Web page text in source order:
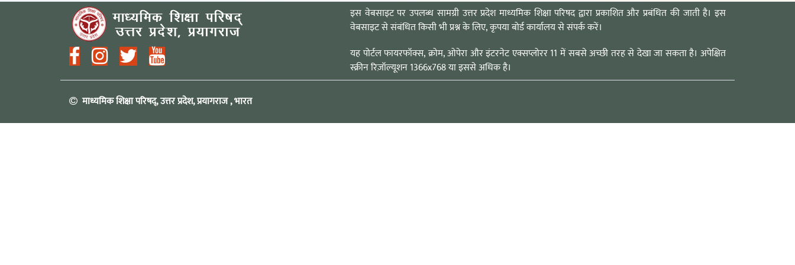
इस वेबसाइट पर उपलब्ध सामग्री उत्तर प्रदेश माध्यमिक शिक्षा परिषद द्वारा प्रकाशित और प्रबंधित की जाती है। इस
वेबसाइट से संबंधित किसी भी प्रश्न के लिए, कृपया बोर्ड कार्यालय से संपर्क करें।
यह पोर्टल फायरफॉक्स, क्रोम, ओपेरा और इंटरनेट एक्सप्लोरर 11 में सबसे अच्छी तरह से देखा जा सकता है। अपेक्षित
स्क्रीन रिज़ॉल्यूशन 1366x768 या इससे अधिक है।
माध्यमिक शिक्षा परिषद्, उत्तर प्रदेश, प्रयागराज , भारत